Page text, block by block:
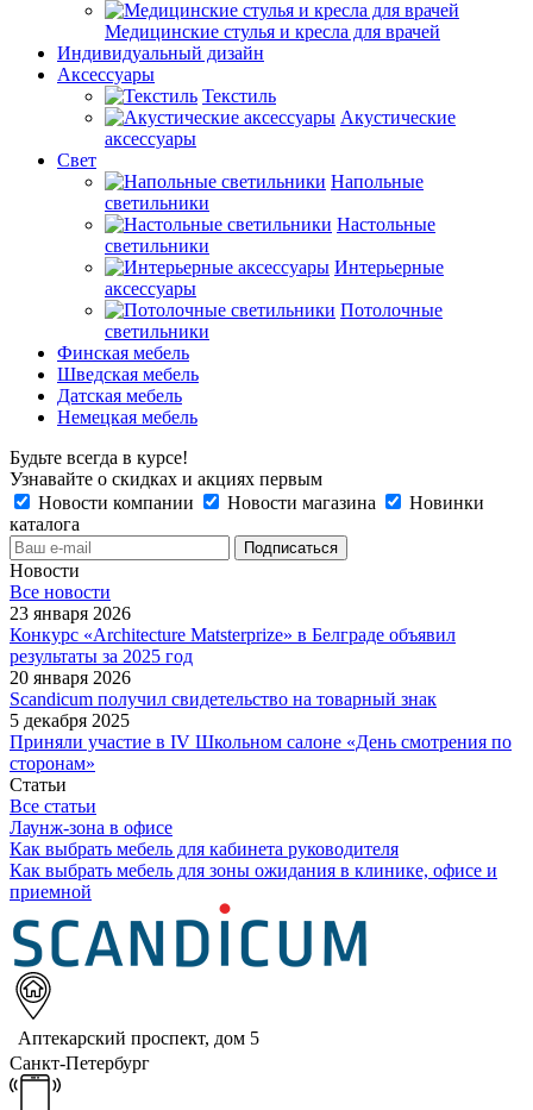
Медицинские стулья и кресла для врачей
Индивидуальный дизайн
Аксессуары
Текстиль
Акустические
аксессуары
Свет
Напольные
светильники
Настольные
светильники
Интерьерные
аксессуары
Потолочные
светильники
Финская мебель
Шведская мебель
Датская мебель
Немецкая мебель
Будьте всегда в курсе!
Узнавайте о скидках и акциях первым
Новости компании
Новости магазина
Новинки
каталога
Новости
Все новости
23 января 2026
Конкурс «Architecture Matsterprize» в Белграде объявил
результаты за 2025 год
20 января 2026
Scandicum получил свидетельство на товарный знак
5 декабря 2025
Приняли участие в IV Школьном салоне «День смотрения по
сторонам»
Статьи
Все статьи
Лаунж-зона в офисе
Как выбрать мебель для кабинета руководителя
Как выбрать мебель для зоны ожидания в клинике, офисе и
приемной
Аптекарский проспект, дом 5
Санкт-Петербург